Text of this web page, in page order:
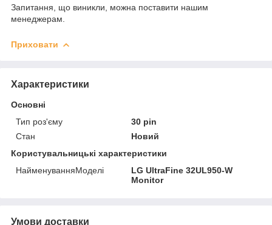
Запитання, що виникли, можна поставити нашим
менеджерам.
Приховати
Характеристики
Основні
Тип роз'єму
30 pin
Стан
Новий
Користувальницькі характеристики
НайменуванняМоделі
LG UltraFine 32UL950-W
Monitor
Умови доставки